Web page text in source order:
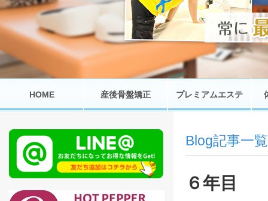
HOME 産後骨盤矯正 プレミアムエステ
Blog記事一覧
６年目